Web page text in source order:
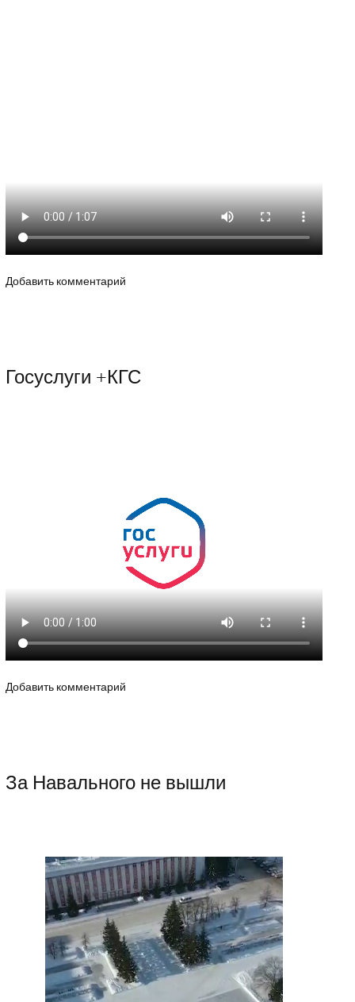
Добавить комментарий
Госуслуги +КГС
Добавить комментарий
За Навального не вышли